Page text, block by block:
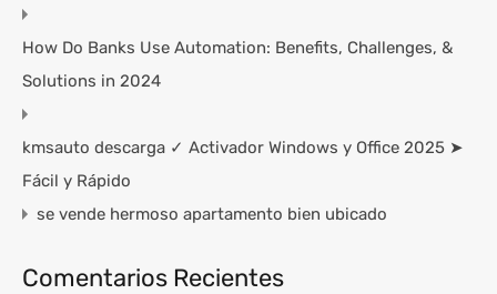
How Do Banks Use Automation: Benefits, Challenges, &
Solutions in 2024
kmsauto descarga ✓ Activador Windows y Office 2025 ➤
Fácil y Rápido
se vende hermoso apartamento bien ubicado
Comentarios Recientes